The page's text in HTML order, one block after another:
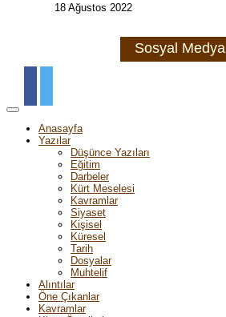
18 Ağustos 2022
Sosyal Medya
Anasayfa
Yazılar
Düşünce Yazıları
Eğitim
Darbeler
Kürt Meselesi
Kavramlar
Siyaset
Kişisel
Küresel
Tarih
Dosyalar
Muhtelif
Alıntılar
Öne Çıkanlar
Kavramlar